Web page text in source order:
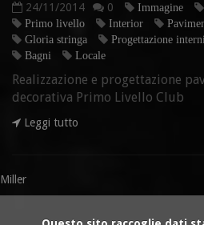
24/11/2014 0 Immagine
Primo livello
Interior
Gloria stringa
Progettazione interni
Bagni
Locale
Realizzazione e progettazione
decorativa Primo Livello Club
Leggi tutto
Miller